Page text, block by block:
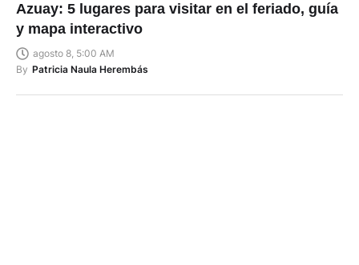
Azuay: 5 lugares para visitar en el feriado, guía
y mapa interactivo
agosto 8, 5:00 AM
By Patricia Naula Herembás